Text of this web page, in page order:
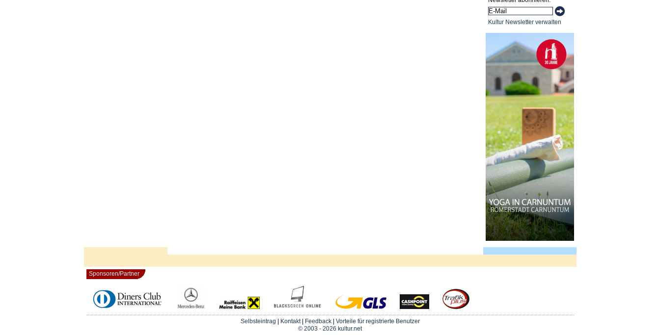
Kultur Newsletter verwalten
Sponsoren/Partner
Selbsteintrag Kontakt| Feedback| Vorteile für registrierte Benutzer
© 2003 - 2026 kultur.net